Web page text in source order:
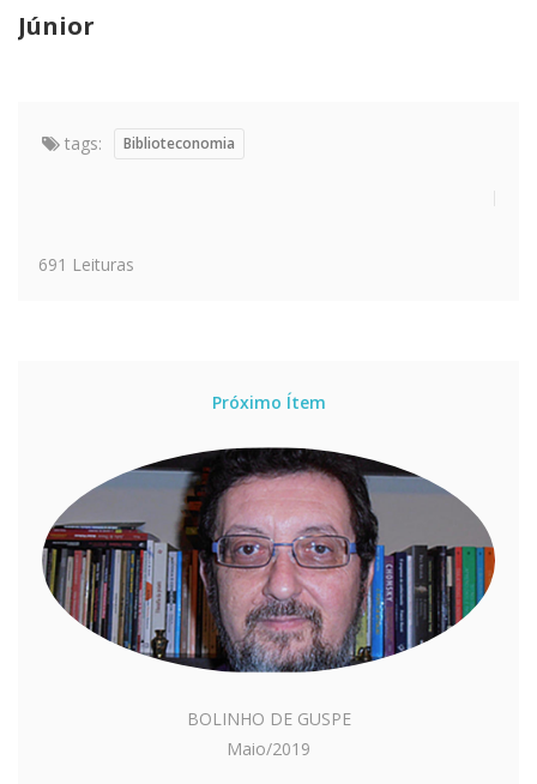
Júnior
tags: Biblioteconomia
691 Leituras
Próximo Ítem
BOLINHO DE GUSPE
Maio/2019